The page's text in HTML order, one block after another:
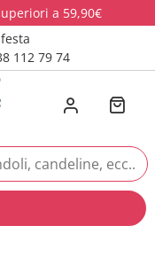
a 59,90€
112 79 74